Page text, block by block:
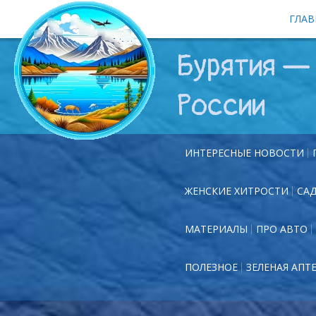
Бурятия —
России
ИНТЕРЕСНЫЕ НОВОСТИ
ЖЕНСКИЕ ХИТРОСТИ
МАТЕРИАЛЫ ПРО АВТО
ПОЛЕЗНОЕ ЗЕЛЕНАЯ